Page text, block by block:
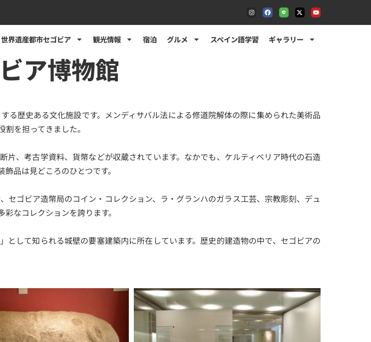
世界遺産都市セゴビア 観光情報 宿泊 グルメ スペイン語学習 ギャラリー
ア博物館
る歴史ある文化施設です。メンディサバル法による修道院解体の際に集められた美術品
を担ってきました。
、考古学資料、貨幣などが収蔵されています。なかでも、ケルティベリア時代の石造
品は見どころのひとつです。
セゴビア造幣局のコイン・コレクション、ラ・グランハのガラス工芸、宗教彫刻、デュ
なコレクションを誇ります。
して知られる城壁の要塞建築内に所在しています。歴史的建造物の中で、セゴビアの